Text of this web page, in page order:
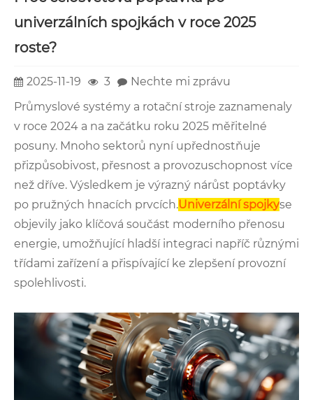
univerzálních spojkách v roce 2025
roste?
2025-11-19 3
Nechte mi zprávu
Průmyslové systémy a rotační stroje zaznamenaly
v roce 2024 a na začátku roku 2025 měřitelné
posuny. Mnoho sektorů nyní upřednostňuje
přizpůsobivost, přesnost a provozuschopnost více
než dříve. Výsledkem je výrazný nárůst poptávky
po pružných hnacích prvcích.Univerzální spojkyse
objevily jako klíčová součást moderního přenosu
energie, umožňující hladší integraci napříč různými
třídami zařízení a přispívající ke zlepšení provozní
spolehlivosti.